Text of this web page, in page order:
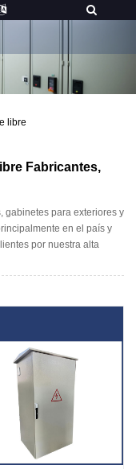
libre
Fabricantes,
gabinetes para exteriores y
en el país y
por nuestra alta